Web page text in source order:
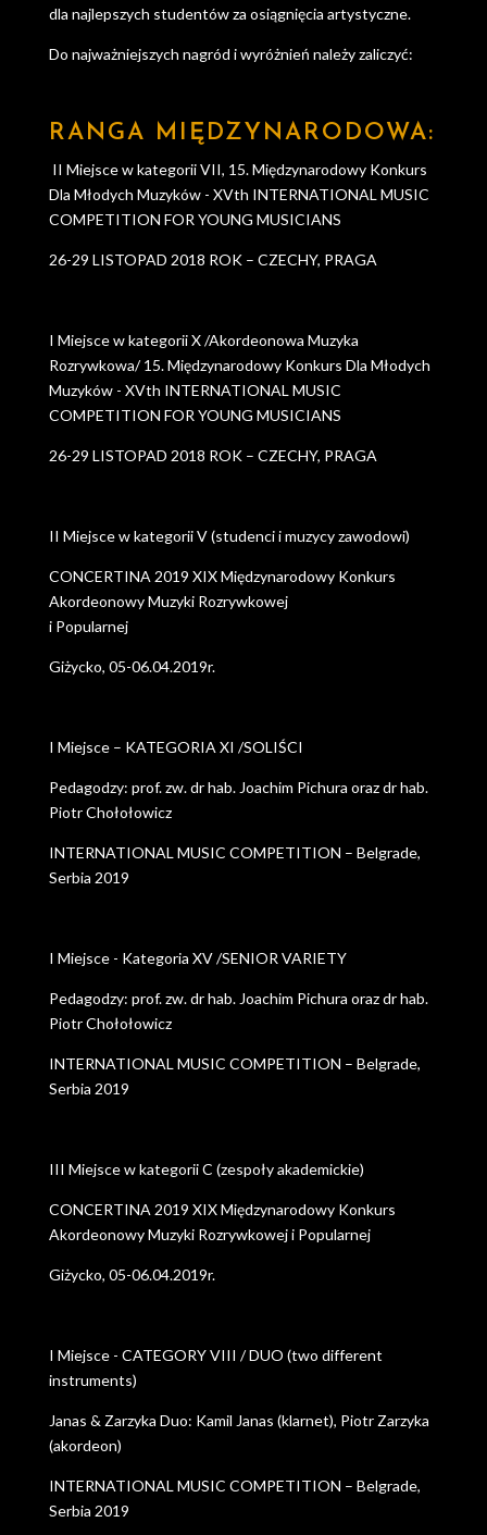
dla najlepszych studentów za osiągnięcia artystyczne.
Do najważniejszych nagród i wyróżnień należy zaliczyć:
RANGA MIĘDZYNARODOWA:
II Miejsce w kategorii VII, 15. Międzynarodowy Konkurs
Dla Młodych Muzyków - XVth INTERNATIONAL MUSIC
COMPETITION FOR YOUNG MUSICIANS
26-29 LISTOPAD 2018 ROK – CZECHY, PRAGA
I Miejsce w kategorii X /Akordeonowa Muzyka
Rozrywkowa/ 15. Międzynarodowy Konkurs Dla Młodych
Muzyków - XVth INTERNATIONAL MUSIC
COMPETITION FOR YOUNG MUSICIANS
26-29 LISTOPAD 2018 ROK – CZECHY, PRAGA
II Miejsce w kategorii V (studenci i muzycy zawodowi)
CONCERTINA 2019 XIX Międzynarodowy Konkurs
Akordeonowy Muzyki Rozrywkowej
i Popularnej
Giżycko, 05-06.04.2019r.
I Miejsce – KATEGORIA XI /SOLIŚCI
Pedagodzy: prof. zw. dr hab. Joachim Pichura oraz dr hab.
Piotr Chołołowicz
INTERNATIONAL MUSIC COMPETITION – Belgrade,
Serbia 2019
I Miejsce - Kategoria XV /SENIOR VARIETY
Pedagodzy: prof. zw. dr hab. Joachim Pichura oraz dr hab.
Piotr Chołołowicz
INTERNATIONAL MUSIC COMPETITION – Belgrade,
Serbia 2019
III Miejsce w kategorii C (zespoły akademickie)
CONCERTINA 2019 XIX Międzynarodowy Konkurs
Akordeonowy Muzyki Rozrywkowej i Popularnej
Giżycko, 05-06.04.2019r.
I Miejsce - CATEGORY VIII / DUO (two different
instruments)
Janas & Zarzyka Duo: Kamil Janas (klarnet), Piotr Zarzyka
(akordeon)
INTERNATIONAL MUSIC COMPETITION – Belgrade,
Serbia 2019